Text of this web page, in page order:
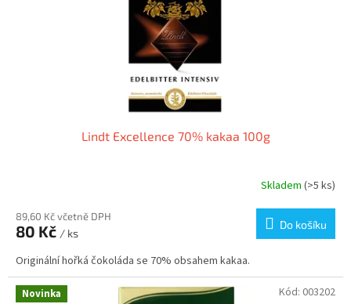
Lindt Excellence 70% kakaa 100g
Skladem (>5 ks)
89,60 Kč včetně DPH
80 Kč / ks
Do košíku
Originální hořká čokoláda se 70% obsahem kakaa.
Novinka Kód: 003202